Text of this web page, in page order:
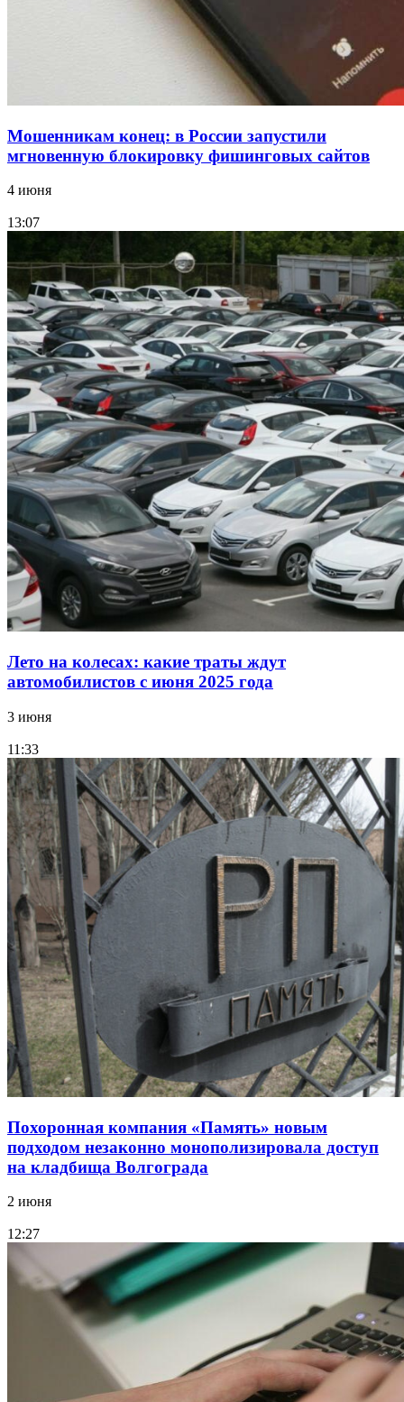
Мошенникам конец: в России запустили
мгновенную блокировку фишинговых сайтов
4 июня
13:07
Лето на колесах: какие траты ждут
автомобилистов с июня 2025 года
3 июня
11:33
Похоронная компания «Память» новым
подходом незаконно монополизировала доступ
на кладбища Волгограда
2 июня
12:27